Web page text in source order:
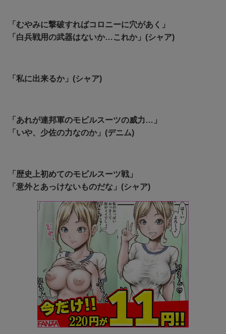
「むやみに撃破すればコロニーに穴があく」
「白兵戦用の武器はないか…これか」(シャア)
「私に出来るか」(シャア)
「あれが連邦軍のモビルスーツの威力…」
「いや、少佐の力なのか」(デニム)
「歴史上初めてのモビルスーツ戦」
「意外とあっけないものだな」(シャア)